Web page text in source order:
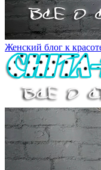
Женский блог к